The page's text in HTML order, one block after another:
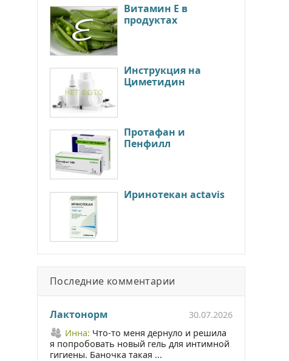
Витамин Е в
продуктах
Инструкция на
Циметидин
Протафан и
Пенфилл
Иринотекан actavis
Последние комментарии
Лактонорм
30.07.2026
Инна: Что-то меня дернуло и решила
я попробовать новый гель для интимной
гигиены. Баночка такая ...